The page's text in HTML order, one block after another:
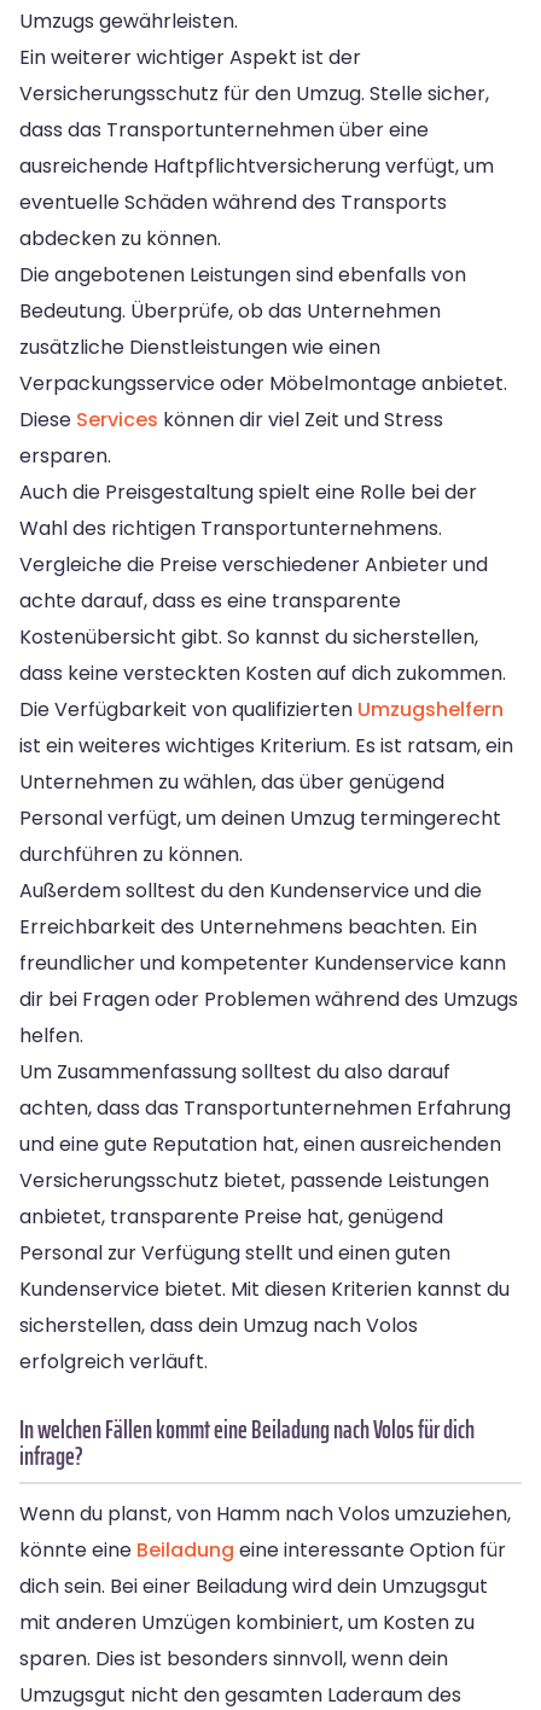
Umzugs gewährleisten.
Ein weiterer wichtiger Aspekt ist der
Versicherungsschutz für den Umzug. Stelle sicher,
dass das Transportunternehmen über eine
ausreichende Haftpflichtversicherung verfügt, um
eventuelle Schäden während des Transports
abdecken zu können.
Die angebotenen Leistungen sind ebenfalls von
Bedeutung. Überprüfe, ob das Unternehmen
zusätzliche Dienstleistungen wie einen
Verpackungsservice oder Möbelmontage anbietet.
Diese Services können dir viel Zeit und Stress
ersparen.
Auch die Preisgestaltung spielt eine Rolle bei der
Wahl des richtigen Transportunternehmens.
Vergleiche die Preise verschiedener Anbieter und
achte darauf, dass es eine transparente
Kostenübersicht gibt. So kannst du sicherstellen,
dass keine versteckten Kosten auf dich zukommen.
Die Verfügbarkeit von qualifizierten Umzugshelfern
ist ein weiteres wichtiges Kriterium. Es ist ratsam, ein
Unternehmen zu wählen, das über genügend
Personal verfügt, um deinen Umzug termingerecht
durchführen zu können.
Außerdem solltest du den Kundenservice und die
Erreichbarkeit des Unternehmens beachten. Ein
freundlicher und kompetenter Kundenservice kann
dir bei Fragen oder Problemen während des Umzugs
helfen.
Um Zusammenfassung solltest du also darauf
achten, dass das Transportunternehmen Erfahrung
und eine gute Reputation hat, einen ausreichenden
Versicherungsschutz bietet, passende Leistungen
anbietet, transparente Preise hat, genügend
Personal zur Verfügung stellt und einen guten
Kundenservice bietet. Mit diesen Kriterien kannst du
sicherstellen, dass dein Umzug nach Volos
erfolgreich verläuft.
In welchen Fällen kommt eine Beiladung nach Volos für dich
infrage?
Wenn du planst, von Hamm nach Volos umzuziehen,
könnte eine Beiladung eine interessante Option für
dich sein. Bei einer Beiladung wird dein Umzugsgut
mit anderen Umzügen kombiniert, um Kosten zu
sparen. Dies ist besonders sinnvoll, wenn dein
Umzugsgut nicht den gesamten Laderaum des